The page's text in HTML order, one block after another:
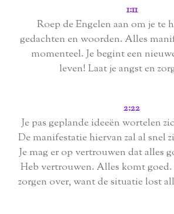
1:11
Roep de Engelen aan om je te
gedachten en woorden. Alles
momenteel. Je begint een
leven! Laat je angst en
2:22
Je pas geplande ideeën wortelen
De manifestatie hiervan zal al snel
Je mag er op vertrouwen dat alles
Heb vertrouwen. Alles komt goed.
zorgen over, want de situatie lost